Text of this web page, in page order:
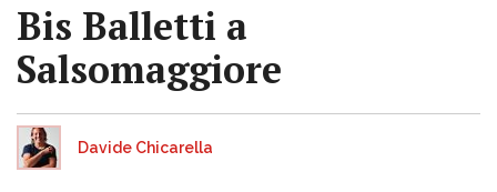
Bis Balletti a
Salsomaggiore
Davide Chicarella